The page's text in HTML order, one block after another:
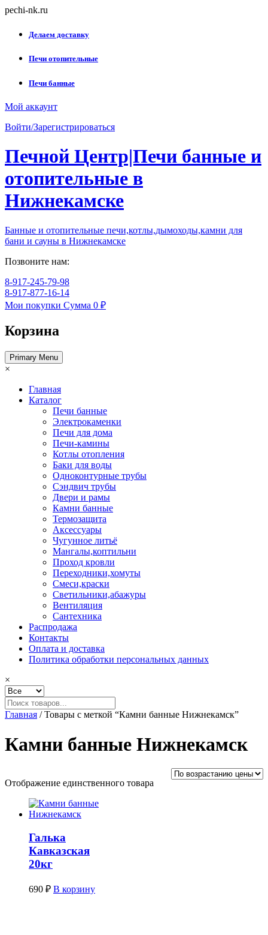
Skip
content
pechi-nk.ru
Делаем доставку
Печи отопительные
Печи банные
Мой аккаунт
Войти/Зарегистрироваться
Печной Центр|Печи банные и
отопительные в
Нижнекамске
Банные и отопительные печи,котлы,дымоходы,камни для
бани и сауны в Нижнекамске
Позвоните нам:
8-917-245-79-98
8-917-877-16-14
Мои покупки Сумма 0 ₽
Корзина
Primary Menu
×
Главная
Каталог
Печи банные
Электрокаменки
Печи для дома
Печи-камины
Котлы отопления
Баки для воды
Одноконтурные трубы
Сэндвич трубы
Двери и рамы
Камни банные
Термозащита
Аксессуары
Чугунное литьё
Мангалы,коптильни
Проход кровли
Переходники,хомуты
Смеси,краски
Светильники,абажуры
Вентиляция
Сантехника
Распродажа
Контакты
Оплата и доставка
Политика обработки персональных данных
×
Главная / Товары с меткой “Камни банные Нижнекамск”
Камни банные Нижнекамск
Отображение единственного товара
Галька
Кавказская
20кг
690 ₽ В корзину